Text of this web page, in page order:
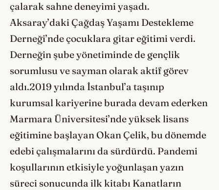
çalarak sahne deneyimi yaşadı.
Aksaray’daki Çağdaş Yaşamı Destekleme
Derneği’nde çocuklara gitar eğitimi verdi.
Derneğin şube yönetiminde de gençlik
sorumlusu ve sayman olarak aktif görev
aldı.2019 yılında İstanbul’a taşınıp
kurumsal kariyerine burada devam ederken
Marmara Üniversitesi’nde yüksek lisans
eğitimine başlayan Okan Çelik, bu dönemde
edebi çalışmalarını da sürdürdü. Pandemi
koşullarının etkisiyle yoğunlaşan yazın
süreci sonucunda ilk kitabı Kanatların